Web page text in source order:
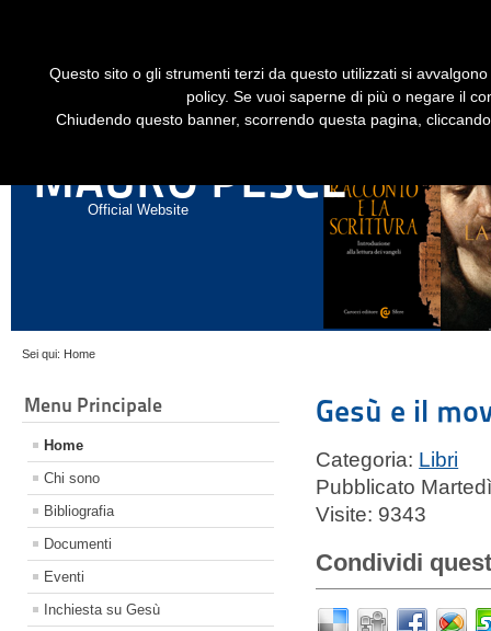
MAURO PESCE
Official Website
GESÙ STORICO - HISTORICAL JESUS
Sei qui: Home
Menu Principale
Home
Chi sono
Bibliografia
Documenti
Eventi
Inchiesta su Gesù
Gesù e il
Categoria: Libri
Pubblicato
Visite: 9343
Condividi
Questo sito o gli strumenti terzi da questo utilizzati si
policy. Se vuoi saperne di più o negare il
Chiudendo questo banner, scorrendo questa pagina,